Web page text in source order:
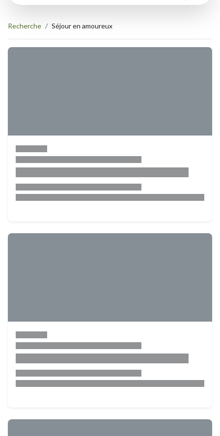
Recherche Séjour en amoureux